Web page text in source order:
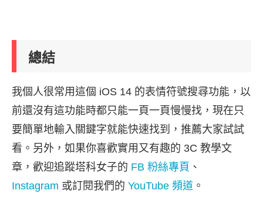
總結
我個人很常用這個 iOS 14 的表情符號搜尋功能，以
前還沒有這功能時都只能一頁一頁慢慢找，現在只
要簡單地輸入關鍵字就能快速找到，推薦大家試試
看。另外，如果你喜歡實用又有趣的 3C 教學文
章，歡迎追蹤塔科女子的 FB 粉絲專頁 、
Instagram 或訂閱我們的 YouTube 頻道 。